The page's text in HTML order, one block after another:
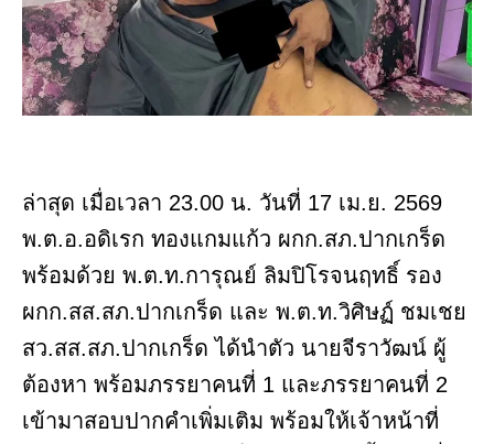
ล่าสุด เมื่อเวลา 23.00 น. วันที่ 17 เม.ย. 2569
พ.ต.อ.อดิเรก ทองแกมแก้ว ผกก.สภ.ปากเกร็ด
พร้อมด้วย พ.ต.ท.การุณย์ ลิมปิโรจนฤทธิ์ รอง
ผกก.สส.สภ.ปากเกร็ด และ พ.ต.ท.วิศิษฏ์ ชมเชย
สว.สส.สภ.ปากเกร็ด ได้นำตัว นายจีราวัฒน์ ผู้
ต้องหา พร้อมภรรยาคนที่ 1 และภรรยาคนที่ 2
เข้ามาสอบปากคำเพิ่มเติม พร้อมให้เจ้าหน้าที่